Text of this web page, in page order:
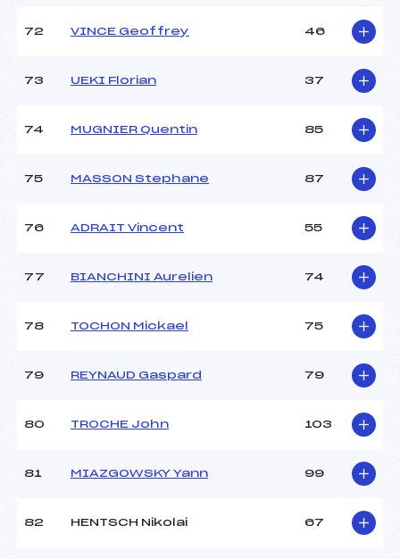
72 VINCE Geoffrey 46
73 UEKI Florian 37
74 MUGNIER Quentin 85
75 MASSON Stephane 87
76 ADRAIT Vincent 55
77 BIANCHINI Aurelien 74
78 TOCHON Mickael 75
79 REYNAUD Gaspard 79
80 TROCHE John 103
81 MIAZGOWSKY Yann 99
82 HENTSCH Nikolai 67